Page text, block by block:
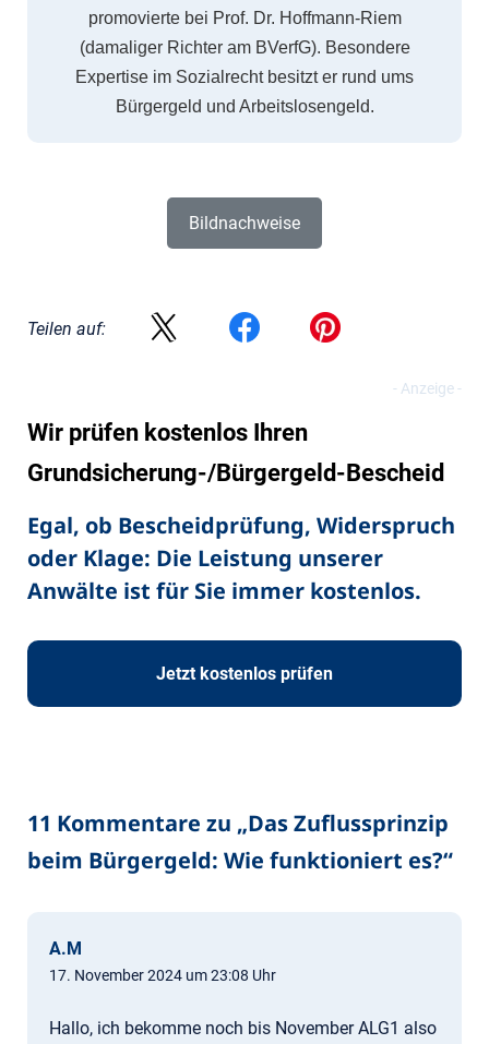
promovierte bei Prof. Dr. Hoffmann-Riem
(damaliger Richter am BVerfG). Besondere
Expertise im Sozialrecht besitzt er rund ums
Bürgergeld und Arbeitslosengeld.
Bildnachweise
Teilen auf:
Wir prüfen kostenlos Ihren
Grundsicherung-/Bürgergeld-Bescheid
Egal, ob Bescheidprüfung, Widerspruch
oder Klage: Die Leistung unserer
Anwälte ist für Sie immer kostenlos.
Jetzt kostenlos prüfen
11 Kommentare zu „Das Zuflussprinzip
beim Bürgergeld: Wie funktioniert es?“
A.M
17. November 2024 um 23:08 Uhr
Hallo, ich bekomme noch bis November ALG1 also